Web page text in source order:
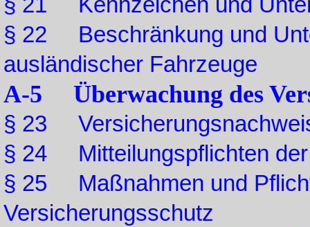
§ 21 Kennzeichen und
§ 22 Beschränkung und
ausländischer Fahrzeuge
A-5 Überwachung des
§ 23
§ 24 Mitteilungspflichten der
§ 25 Maßnahmen und
Versicherungsschutz